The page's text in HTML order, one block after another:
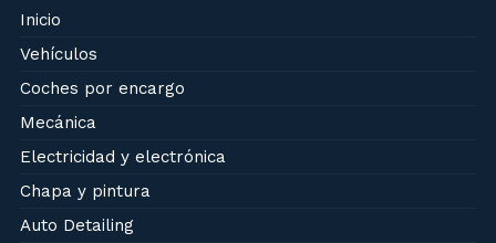
Inicio
Vehículos
Coches por encargo
Mecánica
Electricidad y electrónica
Chapa y pintura
Auto Detailing